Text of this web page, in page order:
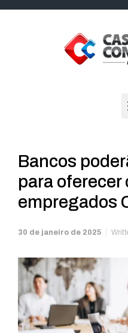
Bancos
para oferecer
empregados
30 de janeiro de 2025